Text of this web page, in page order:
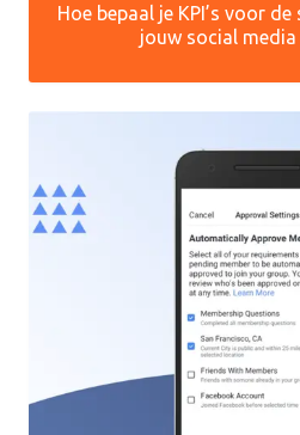
Hoe bepaal je KPI’s voor
jouw social